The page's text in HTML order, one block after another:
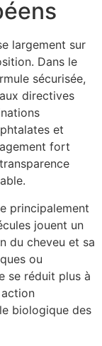
largement sur
Dans le
sécurisée,
directives
et
fort
principalement
jouent un
du cheveu et sa
ou
se réduit plus à
biologique des